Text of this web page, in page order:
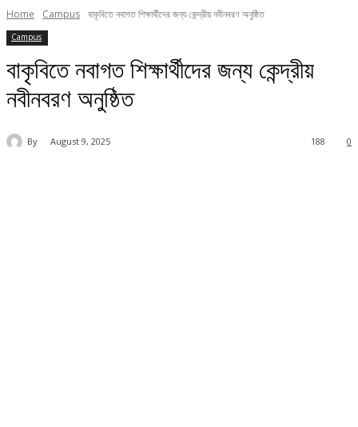
Home Campus বাকৃবিতে নবাগত শিক্ষার্থীদের জন্য কেন্দ্রীয় নবীনবরণ অনুষ্ঠিত
Campus
বাকৃবিতে নবাগত শিক্ষার্থীদের জন্য কেন্দ্রীয়
নবীনবরণ অনুষ্ঠিত
By August 9, 2025 0
188